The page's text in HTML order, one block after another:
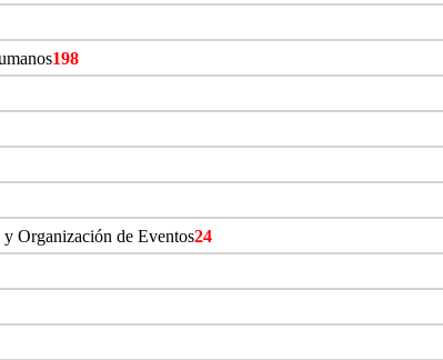
198
Organización de Eventos24